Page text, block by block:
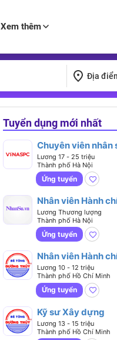
Xem thêm
Địa
Tuyển dụng mới nhất
Chuyên viên nhân
tổng hợp (Lương từ
25 triệu)
Lương 17 - 25 triệu
Thành phố Hà Nội
Ứng tuyển
Nhân viên Hành
văn phòng
Lương Thương lượng
Thành phố Hà Nội
Ứng tuyển
Nhân viên Hành
Nhân sự
Lương 10 - 12 triệu
Thành phố Hồ Chí Minh
Ứng tuyển
Kỹ sư Xây dựng
Lương 13 - 15 triệu
Thành phố Hồ Chí Minh